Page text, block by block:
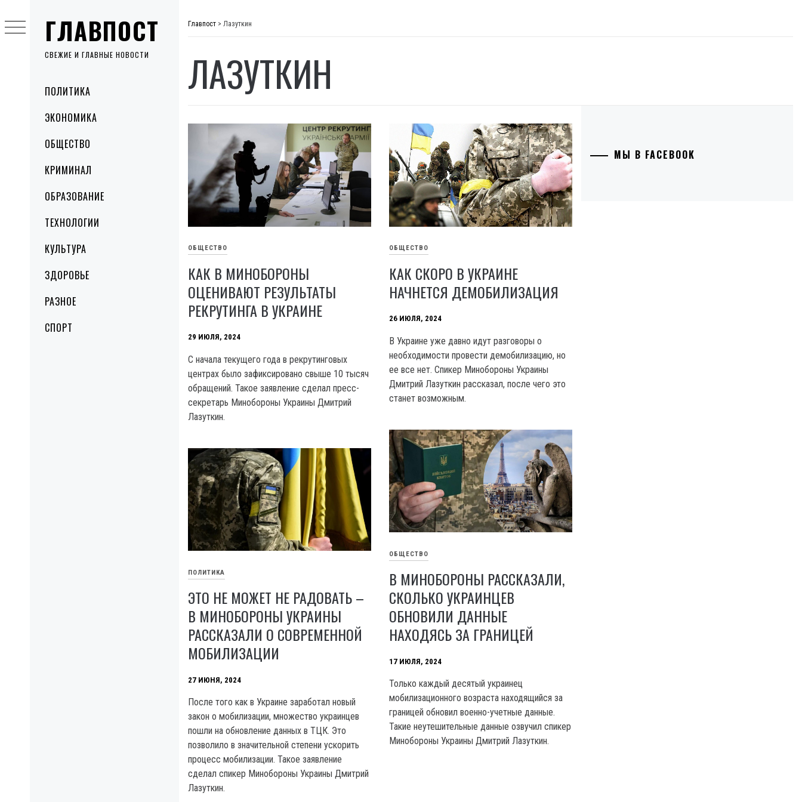
ГЛАВПОСТ
СВЕЖИЕ И ГЛАВНЫЕ НОВОСТИ
MenuПОЛИТИКА
ЭКОНОМИКА
ОБЩЕСТВО
КРИМИНАЛ
ОБРАЗОВАНИЕ
ТЕХНОЛОГИИ
КУЛЬТУРА
ЗДОРОВЬЕ
РАЗНОЕ
СПОРТ
to
content
Главпост > Лазуткин
ЛАЗУТКИН
ОБЩЕСТВО
КАК В МИНОБОРОНЫ
ОЦЕНИВАЮТ РЕЗУЛЬТАТЫ
РЕКРУТИНГА В УКРАИНЕ
29 ИЮЛЯ, 2024
C начала текущего года в рекрутинговых
центрах было зафиксировано свыше 10 тысяч
обращений. Такое заявление сделал пресс-
секретарь Минобороны Украины Дмитрий
Лазуткин.
ОБЩЕСТВО
КАК СКОРО В УКРАИНЕ
НАЧНЕТСЯ ДЕМОБИЛИЗАЦИЯ
26 ИЮЛЯ, 2024
В Украине уже давно идут разговоры о
необходимости провести демобилизацию, но
ее все нет. Спикер Минобороны Украины
Дмитрий Лазуткин рассказал, после чего это
станет возможным.
ОБЩЕСТВО
В МИНОБОРОНЫ РАССКАЗАЛИ,
СКОЛЬКО УКРАИНЦЕВ
ОБНОВИЛИ ДАННЫЕ
НАХОДЯСЬ ЗА ГРАНИЦЕЙ
17 ИЮЛЯ, 2024
Только каждый десятый украинец
мобилизационного возраста находящийся за
границей обновил военно-учетные данные.
Такие неутешительные данные озвучил спикер
Минобороны Украины Дмитрий Лазуткин.
ПОЛИТИКА
ЭТО НЕ МОЖЕТ НЕ РАДОВАТЬ –
В МИНОБОРОНЫ УКРАИНЫ
РАССКАЗАЛИ О СОВРЕМЕННОЙ
МОБИЛИЗАЦИИ
27 ИЮНЯ, 2024
После того как в Украине заработал новый
закон о мобилизации, множество украинцев
пошли на обновление данных в ТЦК. Это
позволило в значительной степени ускорить
процесс мобилизации. Такое заявление
сделал спикер Минобороны Украины Дмитрий
Лазуткин.
МЫ В FACEBOOK